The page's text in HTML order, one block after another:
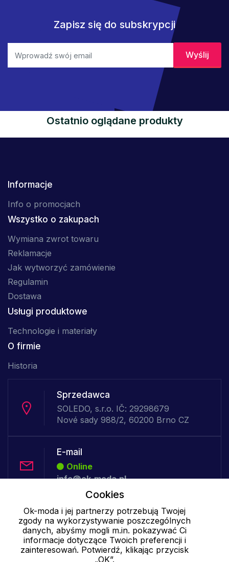
Zapisz się do subskrypcji
Ostatnio oglądane produkty
Informacje
Info o promocjach
Wszystko o zakupach
Wymiana zwrot towaru
Reklamacje
Jak wytworzyć zamówienie
Regulamin
Dostawa
Usługi produktowe
Technologie i materiały
O firmie
Historia
Sprzedawca
SOLEDO, s.r.o. IČ: 29298679
Nové sady 988/2, 60200 Brno CZ
E-mail
Online
info@ok-moda.pl
Telefon:
Offline
Cookies
Ok-moda i jej partnerzy potrzebują Twojej
zgody na wykorzystywanie poszczególnych
danych, abyśmy mogli m.in. pokazywać Ci
informacje dotyczące Twoich preferencji i
zainteresowań. Potwierdź, klikając przycisk
„OK”.